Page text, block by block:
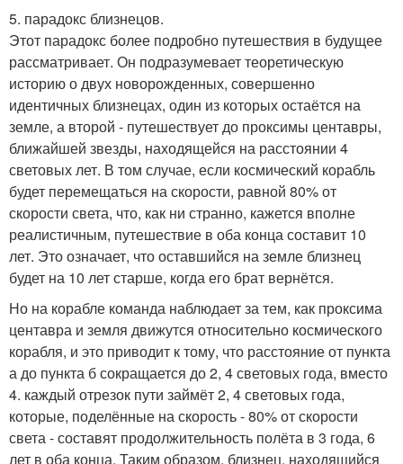
5. парадокс близнецов.
Этот парадокс более подробно путешествия в будущее
рассматривает. Он подразумевает теоретическую
историю о двух новорожденных, совершенно
идентичных близнецах, один из которых остаётся на
земле, а второй - путешествует до проксимы центавры,
ближайшей звезды, находящейся на расстоянии 4
световых лет. В том случае, если космический корабль
будет перемещаться на скорости, равной 80% от
скорости света, что, как ни странно, кажется вполне
реалистичным, путешествие в оба конца составит 10
лет. Это означает, что оставшийся на земле близнец
будет на 10 лет старше, когда его брат вернётся.
Но на корабле команда наблюдает за тем, как проксима
центавра и земля движутся относительно космического
корабля, и это приводит к тому, что расстояние от пункта
а до пункта б сокращается до 2, 4 световых года, вместо
4. каждый отрезок пути займёт 2, 4 световых года,
которые, поделённые на скорость - 80% от скорости
света - составят продолжительность полёта в 3 года, 6
лет в оба конца. Таким образом, близнец, находящийся